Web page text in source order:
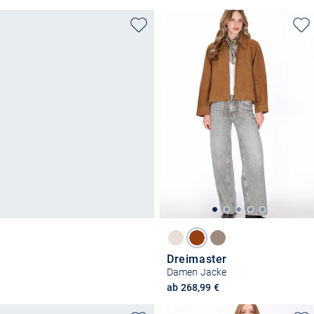
Dreimaster
Damen Jacke
ab 268,99 €